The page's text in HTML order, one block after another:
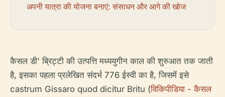
अपनी यात्रा की योजना बनाएं: संसाधन और आगे की खोज
कैसल डी' ब्रिट्टी की उत्पत्ति मध्ययुगीन काल की शुरुआत तक जाती
है, इसका पहला प्रलेखित संदर्भ 776 ईस्वी का है, जिसमें इसे
castrum Gissaro quod dicitur Britu (विकिपीडिया - कैसल